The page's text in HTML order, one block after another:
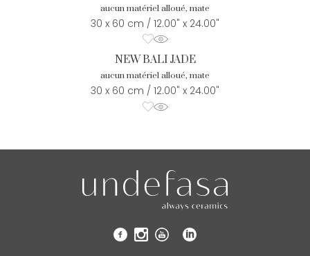
aucun matériel alloué, mate
30 x 60 cm / 12.00" x 24.00"
NEW BALI JADE
aucun matériel alloué, mate
30 x 60 cm / 12.00" x 24.00"